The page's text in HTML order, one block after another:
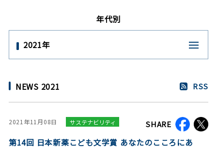
年代別
2021年
NEWS 2021 RSS
2021年11月08日 サステナビリティ SHARE
第14回 日本新薬こども文学賞 あなたのこころにあ